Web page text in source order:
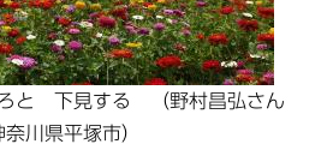
と 下見する （野村昌弘さん
奈川県平塚市）